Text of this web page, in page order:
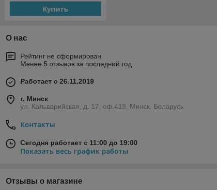
Купить
О нас
Рейтинг не сформирован
Менее 5 отзывов за последний год
Работает с 26.11.2019
г. Минск
ул. Кальварийская, д. 17, оф.419, Минск, Беларусь
Контакты
Сегодня работает с 11:00 до 19:00
Показать весь график работы
Отзывы о магазине